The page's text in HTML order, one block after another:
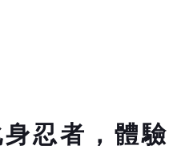
忍者，體驗